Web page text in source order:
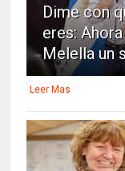
Dime con
eres:
Melella un
Leer Mas